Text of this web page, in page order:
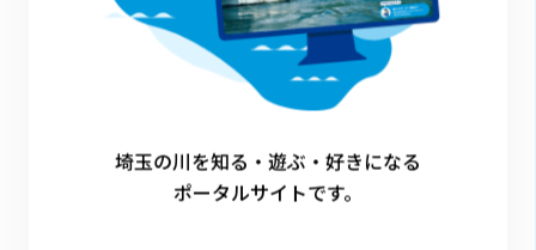
一覧に戻る
埼玉の川を知る・遊ぶ・好きになる
ポータルサイトです。